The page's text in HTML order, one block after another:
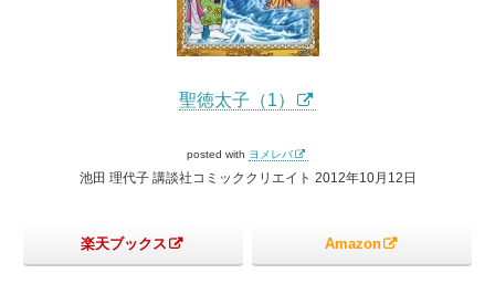
聖徳太子（1）
posted with ヨメレバ
池田 理代子 講談社コミッククリエイト 2012年10月12日
楽天ブックス Amazon